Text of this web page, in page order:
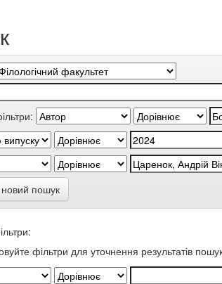
пошук
фільтри для уточнення результатів